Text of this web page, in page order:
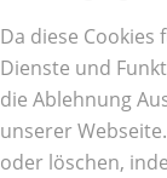
Da diese
Dienste und
die Ablehnung
unserer
oder löschen,